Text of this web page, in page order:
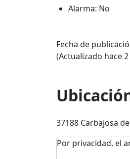
Alarma: No
Fecha de
(Actualizado hace
37188 Carbajosa
Por privacidad, el